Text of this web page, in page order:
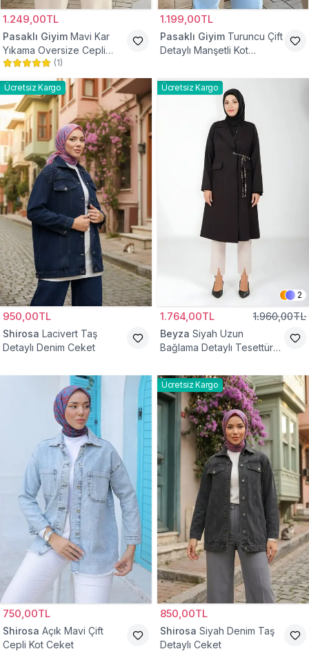
1.249,00TL
Pasaklı Giyim Mavi Kar
Yıkama Oversize Cepli
Düğmeli Tesettür Gömlek
(1)
1.199,00TL
Pasaklı Giyim Turuncu Çift
Detaylı Manşetli Kot
Ücretsiz Kargo
950,00TL
Shirosa Lacivert Taş
Detaylı Denim Ceket
Ücretsiz Kargo
2
1.764,00TL 1.960,00TL
Beyza Siyah Uzun
Bağlama Detaylı Tesettür
750,00TL
Shirosa Açık Mavi Çift
Cepli Kot Ceket
Ücretsiz Kargo
850,00TL
Shirosa Siyah Denim Taş
Detaylı Ceket